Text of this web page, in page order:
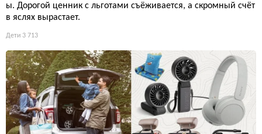
ы. Дорогой ценник с льготами съёживается, а скромный счёт
в яслях вырастает.
Дети 3 713